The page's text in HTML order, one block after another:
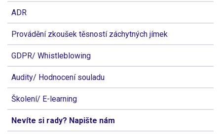
ADR
Provádění zkoušek těsností záchytných jímek
GDPR/ Whistleblowing
Audity/ Hodnocení souladu
Školení/ E-learning
Nevíte si rady? Napište nám